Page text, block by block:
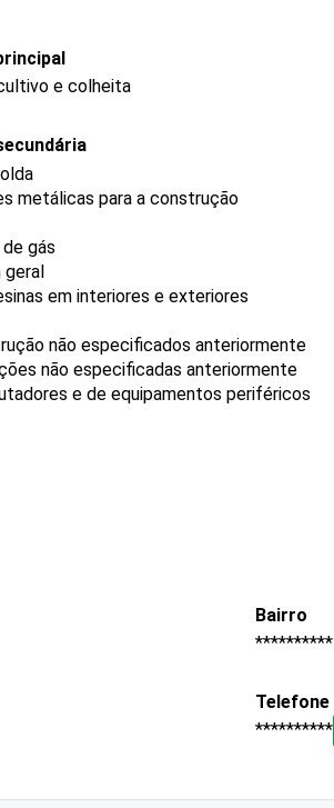
e colheita
metálicas para a construção
gás
geral
em interiores e exteriores
não especificados anteriormente
não especificadas anteriormente
e de equipamentos periféricos
Bairro
**********
Telefone
**********